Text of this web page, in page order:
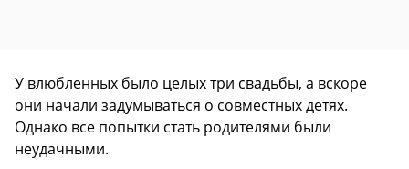
У влюбленных было целых три свадьбы, а вскоре
они начали задумываться о совместных детях.
Однако все попытки стать родителями были
неудачными.